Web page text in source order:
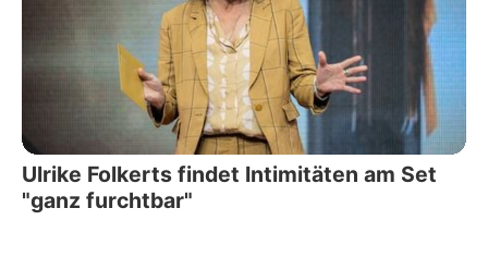
Ulrike Folkerts findet Intimitäten am Set
"ganz furchtbar"